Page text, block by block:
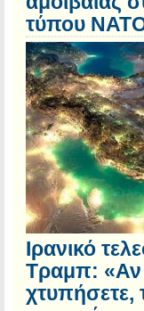
τύπου
Ιρανικό
Τραμπ: «Αν
χτυπήσετε,